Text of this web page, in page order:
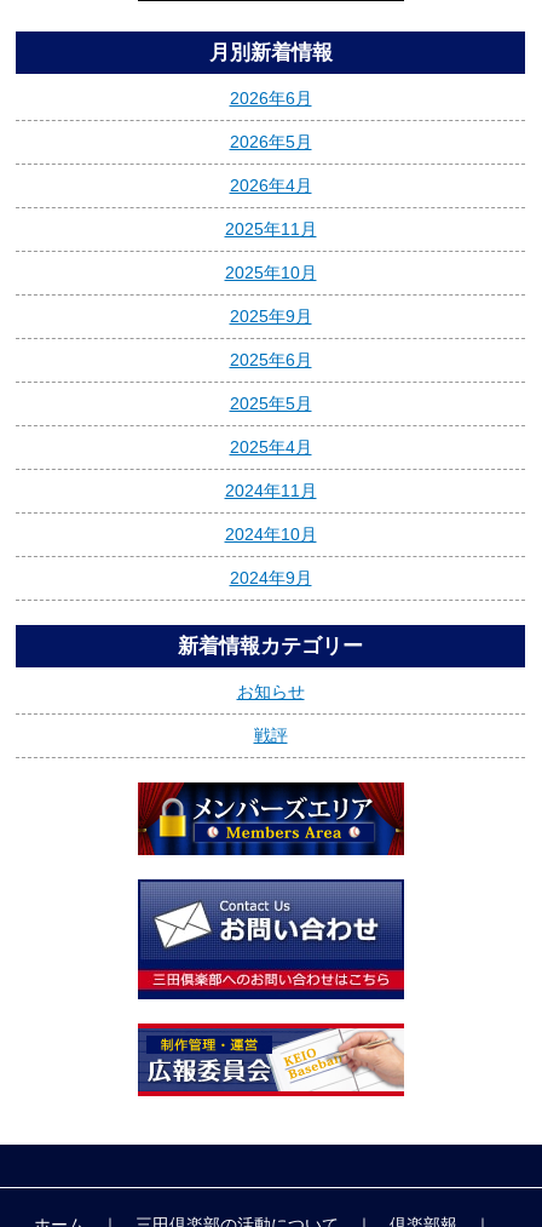
月別新着情報
2026年6月
2026年5月
2026年4月
2025年11月
2025年10月
2025年9月
2025年6月
2025年5月
2025年4月
2024年11月
2024年10月
2024年9月
新着情報カテゴリー
お知らせ
戦評